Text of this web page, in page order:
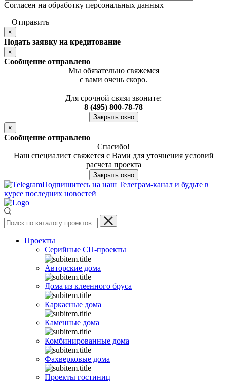
Согласен на обработку персональных данных
Отправить
×
Подать заявку на кредитование
×
Сообщение отправлено
Мы обязательно свяжемся
с вами очень скоро.
Для срочной связи звоните:
8 (495) 800-78-78
Закрыть окно
×
Сообщение отправлено
Спасибо!
Наш специалист свяжется с Вами для уточнения условий
расчета проекта
Закрыть окно
Подпишитесь на наш Телеграм-канал и будьте в
курсе последних новостей
Проекты
Серийные СП-проекты
Авторские дома
Дома из клеенного бруса
Каркасные дома
Каменные дома
Комбинированные дома
Фахверковые дома
Проекты гостиниц